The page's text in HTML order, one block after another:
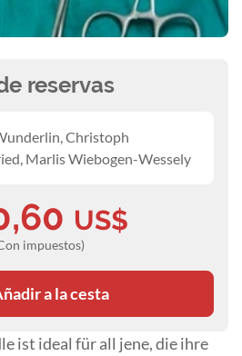
ist ideal für all jene, die ihre
reservas
Christoph
Marlis Wiebogen-Wessely
US$
impuestos)
a la cesta